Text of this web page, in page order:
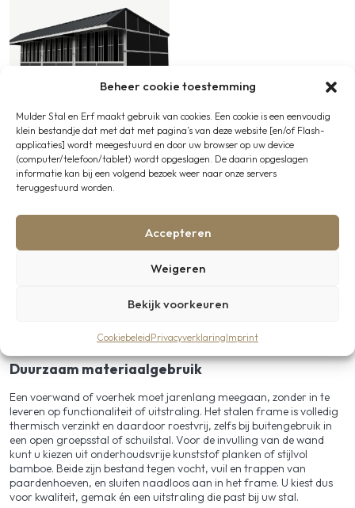
Beheer cookie toestemming
Mulder Stal en Erf maakt gebruik van cookies. Een cookie is een eenvoudig
klein bestandje dat met dat met pagina’s van deze website [en/of Flash-
applicaties] wordt meegestuurd en door uw browser op uw device
(computer/telefoon/tablet) wordt opgeslagen. De daarin opgeslagen
informatie kan bij een volgend bezoek weer naar onze servers
teruggestuurd worden.
Accepteren
Weigeren
Bekijk voorkeuren
CookiebeleidPrivacyverklaringImprint
Complete buitenstallen,
Groepshuisvesting
Buitenstal met 3
paardenboxen voor
groepshuisvesting
Duurzaam materiaalgebruik
Een voerwand of voerhek moet jarenlang meegaan, zonder in te
leveren op functionaliteit of uitstraling. Het stalen frame is volledig
thermisch verzinkt en daardoor roestvrij, zelfs bij buitengebruik in
een open groepsstal of schuilstal. Voor de invulling van de wand
kunt u kiezen uit onderhoudsvrije kunststof planken of stijlvol
bamboe. Beide zijn bestand tegen vocht, vuil en trappen van
paardenhoeven, en sluiten naadloos aan in het frame. U kiest dus
voor kwaliteit, gemak én een uitstraling die past bij uw stal.